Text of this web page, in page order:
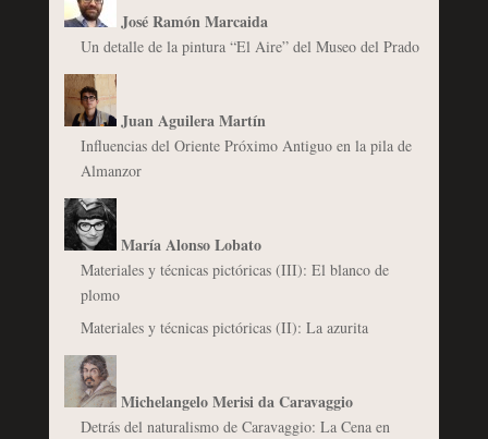
José Ramón Marcaida
Un detalle de la pintura “El Aire” del Museo del Prado
Juan Aguilera Martín
Influencias del Oriente Próximo Antiguo en la pila de
Almanzor
María Alonso Lobato
Materiales y técnicas pictóricas (III): El blanco de
plomo
Materiales y técnicas pictóricas (II): La azurita
Michelangelo Merisi da Caravaggio
Detrás del naturalismo de Caravaggio: La Cena en